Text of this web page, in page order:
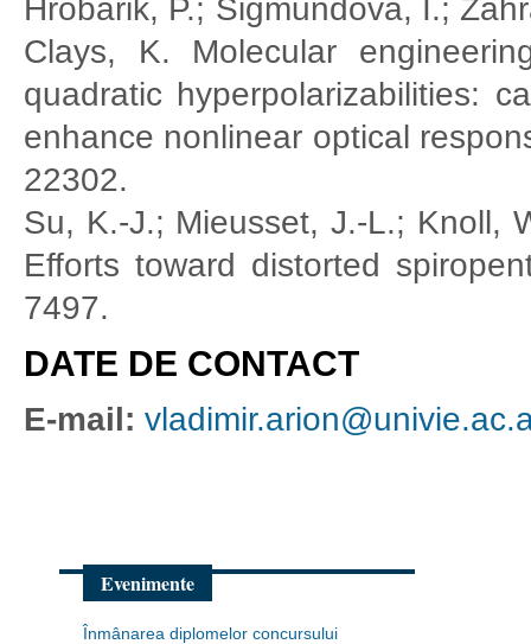
Hrobarik, P.; Sigmundova, I.;
Clays, K. Molecular
quadratic hyperpolarizabilities:
enhance nonlinear optical
22302.
Su, K.-J.; Mieusset, J.-L.; Knoll,
Efforts toward distorted
7497.
DATE DE CONTACT
E-mail:
Evenimente
Înmânarea diplomelor concursului